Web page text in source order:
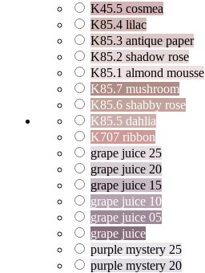
K45.5 cosmea
K85.4 lilac
K85.3 antique paper
K85.2 shadow rose
K85.1 almond mousse
K85.7 mushroom
K85.6 shabby rose
K85.5 dahlia
K707 ribbon
grape juice 25
grape juice 20
grape juice 15
grape juice 10
grape juice 05
grape juice
purple mystery 25
purple mystery 20